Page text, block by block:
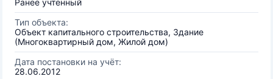
Ранее учтенный
Тип объекта:
Объект капитального строительства, Здание
(Многоквартирный дом, Жилой дом)
Дата постановки на учёт:
28.06.2012